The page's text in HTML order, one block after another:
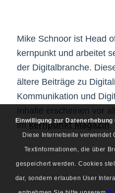
Mike Schnoor ist Head
kernpunkt und arbeitet
der Digitalbranche.
ältere Beiträge zu
Kommunikation und
Inhalte erscheinen vor
imkernpunkt Magazin.
Einwilligung zur
Diese Internetseite verwendet
Textinformationen, die über
gespeichert werden. Cookies
dar, sondern erlauben User